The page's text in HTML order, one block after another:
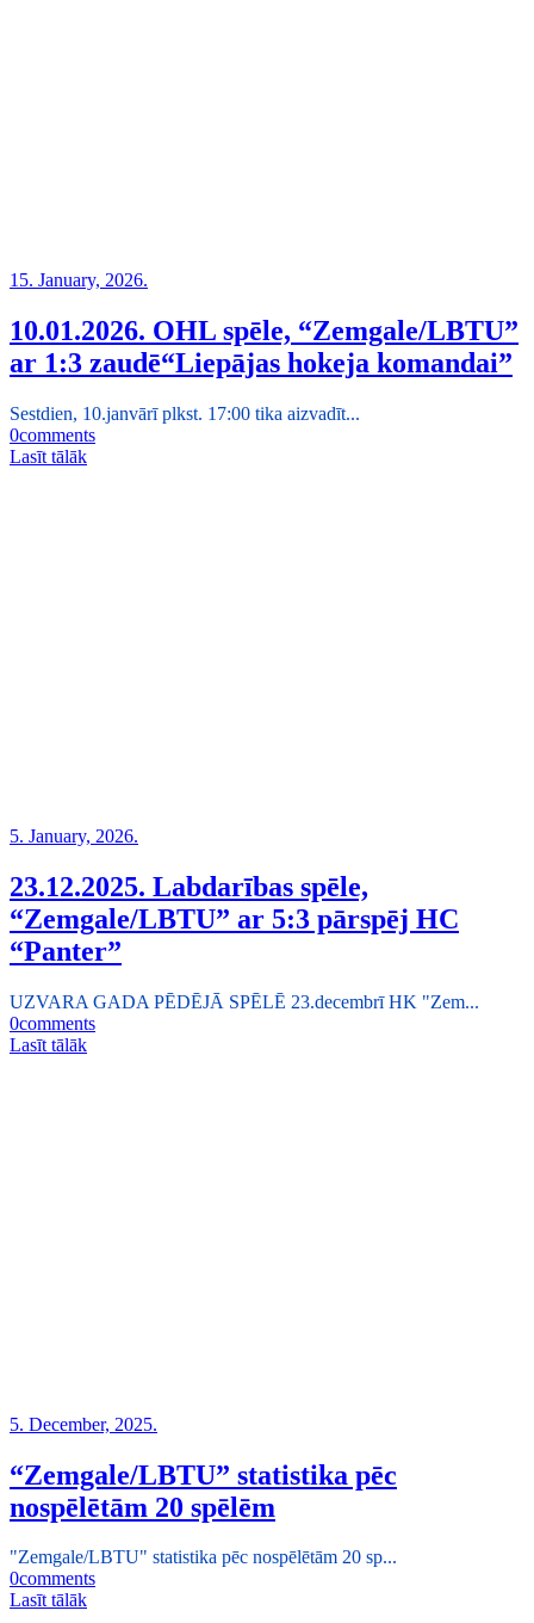
15. January, 2026.
10.01.2026. OHL spēle, “Zemgale/LBTU”
ar 1:3 zaudē“Liepājas hokeja komandai”
Sestdien, 10.janvārī plkst. 17:00 tika aizvadīt...
0comments
Lasīt tālāk
5. January, 2026.
23.12.2025. Labdarības spēle,
“Zemgale/LBTU” ar 5:3 pārspēj HC
“Panter”
UZVARA GADA PĒDĒJĀ SPĒLĒ 23.decembrī HK "Zem...
0comments
Lasīt tālāk
5. December, 2025.
“Zemgale/LBTU” statistika pēc
nospēlētām 20 spēlēm
"Zemgale/LBTU" statistika pēc nospēlētām 20 sp...
0comments
Lasīt tālāk